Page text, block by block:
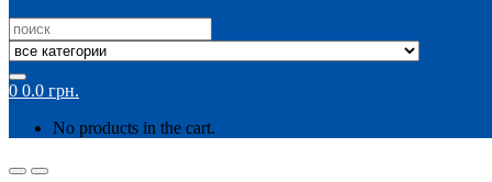
Search
for:
0 0.0 грн.
No products in the cart.